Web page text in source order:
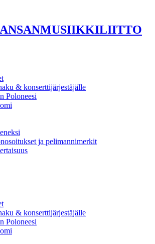
& konserttijärjestäjälle
Poloneesi
ja pelimannimerkit
& konserttijärjestäjälle
Poloneesi